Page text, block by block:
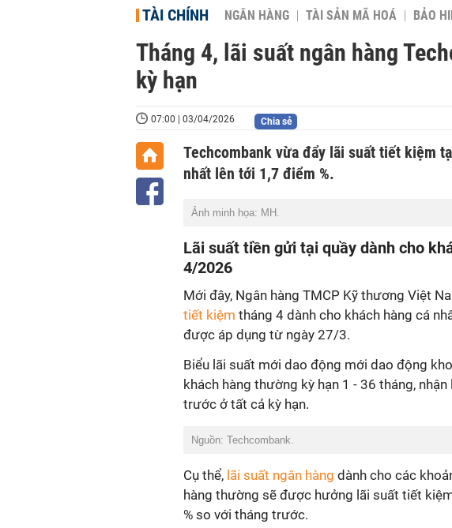
TÀI CHÍNH NGÂN HÀNG TÀI SẢN MÃ HOÁ BẢO
Tháng 4, lãi suất ngân hàng
kỳ hạn
07:00 | 03/04/2026 Chia sẻ
Techcombank vừa đẩy lãi suất tiết kiệm
nhất lên tới 1,7 điểm %.
Ảnh minh họa: MH.
Lãi suất tiền gửi tại quầy dành cho
4/2026
Mới đây, Ngân hàng TMCP Kỹ thương Việt
tiết kiệm tháng 4 dành cho khách hàng cá
được áp dụng từ ngày 27/3.
Biểu lãi suất mới dao động mới dao động
khách hàng thường kỳ hạn 1 - 36 tháng,
trước ở tất cả kỳ hạn.
Nguồn: Techcombank.
Cụ thể, lãi suất ngân hàng dành cho các
hàng thường sẽ được hưởng lãi suất tiết
% so với tháng trước.